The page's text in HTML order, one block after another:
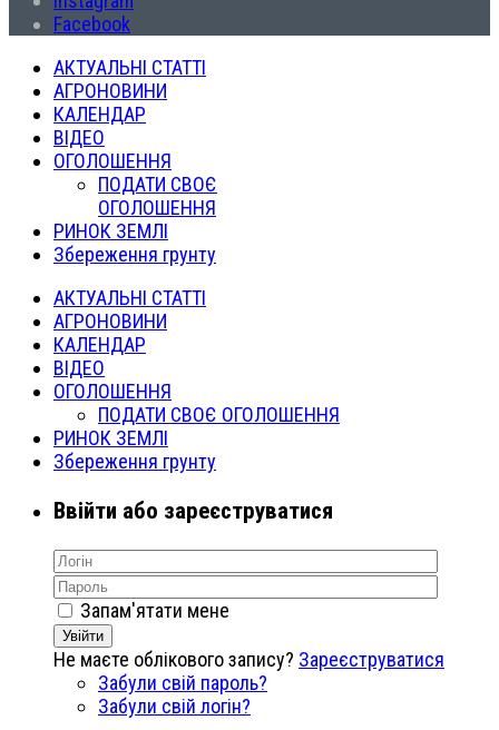
Facebook
АКТУАЛЬНІ СТАТТІ
АГРОНОВИНИ
КАЛЕНДАР
ВІДЕО
ОГОЛОШЕННЯ
ПОДАТИ СВОЄ
ОГОЛОШЕННЯ
РИНОК ЗЕМЛІ
Збереження грунту
АКТУАЛЬНІ СТАТТІ
АГРОНОВИНИ
КАЛЕНДАР
ВІДЕО
ОГОЛОШЕННЯ
ПОДАТИ СВОЄ ОГОЛОШЕННЯ
РИНОК ЗЕМЛІ
Збереження грунту
Ввійти або зареєструватися
Запам'ятати мене
Увійти
Не маєте облікового запису? Зареєструватися
Забули свій пароль?
Забули свій логін?